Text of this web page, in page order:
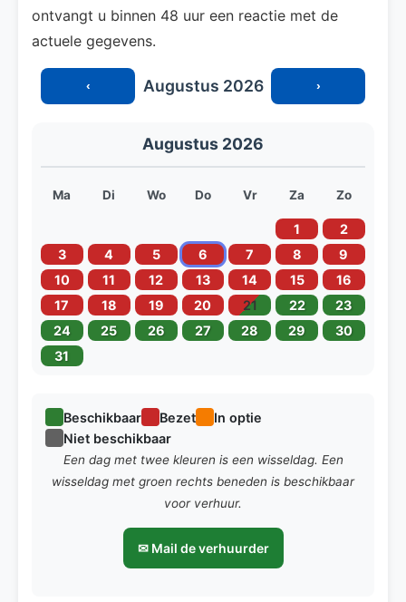
ontvangt u binnen 48 uur een reactie met de
actuele gegevens.
‹ Augustus 2026 ›
Augustus 2026
Ma Di Wo Do Vr Za Zo
1
2
3
4 5 6 7 8
9
10
11 12 13 14 15
16
17
18 19 20 21 22
23
24
25 26 27 28 29
30
31
Beschikbaar Bezet
In optie
Niet beschikbaar
Een dag met twee kleuren is een wisseldag. Een
wisseldag met groen rechts beneden is beschikbaar
voor verhuur.
✉ Mail de verhuurder